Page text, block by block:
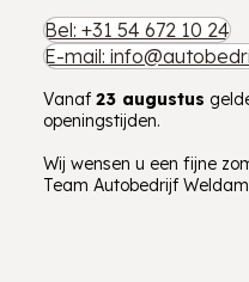
Bel: +31 54 672 10 24
E-mail:
Vanaf 23 augustus
openingstijden.
Wij wensen u een fijne
Team Autobedrijf Weldam